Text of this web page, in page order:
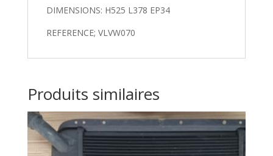
DIMENSIONS: H525 L378 EP34
REFERENCE; VLVW070
Produits similaires